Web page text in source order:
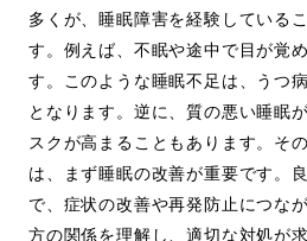
多くが、睡眠障害を経験している
す。例えば、不眠や途中で目が覚
す。このような睡眠不足は、うつ
となります。逆に、質の悪い睡眠
スクが高まることもあります。そ
は、まず睡眠の改善が重要です。
で、症状の改善や再発防止につな
方の関係を理解し、適切な対処が